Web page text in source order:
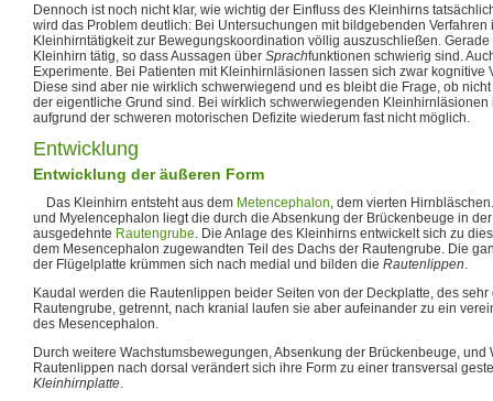
Dennoch ist noch nicht klar, wie wichtig der Einfluss des Kleinhirns
wird das Problem deutlich: Bei Untersuchungen mit bildgebenden Verfahren
Kleinhirntätigkeit zur Bewegungskoordination völlig auszuschließen.
Kleinhirn tätig, so dass Aussagen über Sprachfunktionen schwierig sind.
Experimente. Bei Patienten mit Kleinhirnläsionen lassen sich zwar kognitive
Diese sind aber nie wirklich schwerwiegend und es bleibt die Frage, ob
der eigentliche Grund sind. Bei wirklich schwerwiegenden Kleinhirnläsionen
aufgrund der schweren motorischen Defizite wiederum fast nicht möglich.
Entwicklung
Entwicklung der äußeren Form
Das Kleinhirn entsteht aus dem Metencephalon, dem vierten
und Myelencephalon liegt die durch die Absenkung der Brückenbeuge in
ausgedehnte Rautengrube. Die Anlage des Kleinhirns entwickelt sich zu
dem Mesencephalon zugewandten Teil des Dachs der Rautengrube. Die
der Flügelplatte krümmen sich nach medial und bilden die Rautenlippen.
Kaudal werden die Rautenlippen beider Seiten von der Deckplatte, des
Rautengrube, getrennt, nach kranial laufen sie aber aufeinander zu ein
des Mesencephalon.
Durch weitere Wachstumsbewegungen, Absenkung der Brückenbeuge, und
Rautenlippen nach dorsal verändert sich ihre Form zu einer transversal
Kleinhirnplatte.